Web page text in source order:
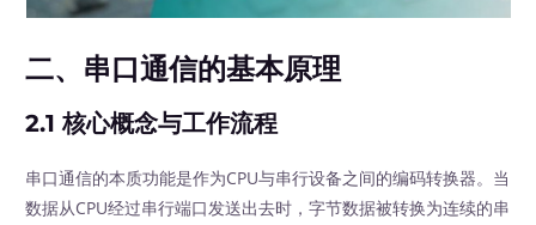
二、串口通信的基本原理
2.1 核心概念与工作流程
串口通信的本质功能是作为CPU与串行设备之间的编码转换器。当
数据从CPU经过串行端口发送出去时，字节数据被转换为连续的串